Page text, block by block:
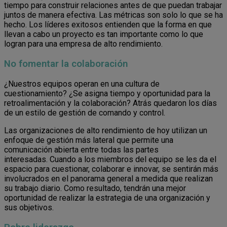
tiempo para construir relaciones antes de que puedan trabajar
juntos de manera efectiva. Las métricas son solo lo que se ha
hecho. Los líderes exitosos entienden que la forma en que
llevan a cabo un proyecto es tan importante como lo que
logran para una empresa de alto rendimiento.
No fomentar la colaboración
¿Nuestros equipos operan en una cultura de
cuestionamiento? ¿Se asigna tiempo y oportunidad para la
retroalimentación y la colaboración? Atrás quedaron los días
de un estilo de gestión de comando y control.
Las organizaciones de alto rendimiento de hoy utilizan un
enfoque de gestión más lateral que permite una
comunicación abierta entre todas las partes
interesadas. Cuando a los miembros del equipo se les da el
espacio para cuestionar, colaborar e innovar, se sentirán más
involucrados en el panorama general a medida que realizan
su trabajo diario. Como resultado, tendrán una mejor
oportunidad de realizar la estrategia de una organización y
sus objetivos.